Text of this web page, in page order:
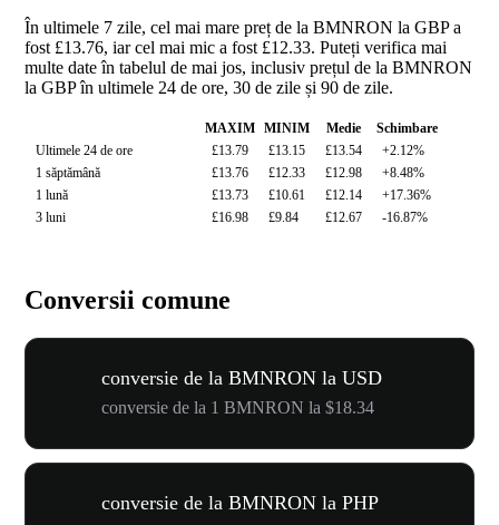
În ultimele 7 zile, cel mai mare preț de la BMNRON la GBP a
fost £13.76, iar cel mai mic a fost £12.33. Puteți verifica mai
multe date în tabelul de mai jos, inclusiv prețul de la BMNRON
la GBP în ultimele 24 de ore, 30 de zile și 90 de zile.
MAXIM MINIM Medie
Schimbare
Ultimele 24 de ore
£13.79 £13.15 £13.54
+2.12%
1 săptămână
£13.76 £12.33 £12.98
+8.48%
1 lună
£13.73 £10.61 £12.14
+17.36%
3 luni
£16.98 £9.84 £12.67 -16.87%
Conversii comune
conversie de la BMNRON la USD
conversie de la 1 BMNRON la $18.34
conversie de la BMNRON la PHP